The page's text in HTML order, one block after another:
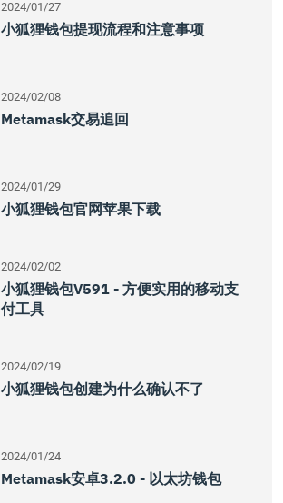
2024/01/27
小狐狸钱包提现流程和注意事项
2024/02/08
Metamask交易追回
2024/01/29
小狐狸钱包官网苹果下载
2024/02/02
小狐狸钱包v591 - 方便实用的移动支
付工具
2024/02/19
小狐狸钱包创建为什么确认不了
2024/01/24
Metamask安卓3.2.0 - 以太坊钱包